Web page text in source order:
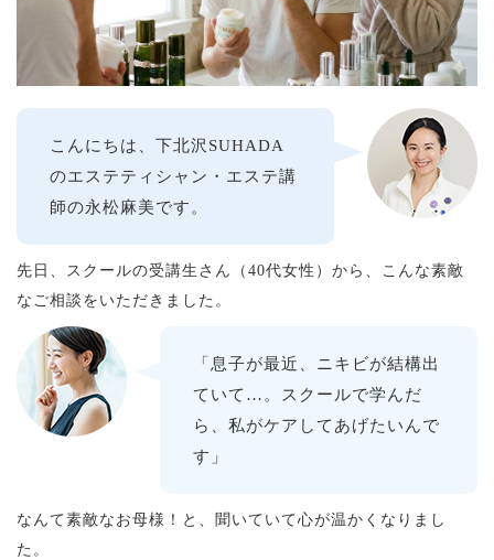
こんにちは、下北沢SUHADA
のエステティシャン・エステ講
師の永松麻美です。
先日、スクールの受講生さん（40代女性）から、こんな素敵
なご相談をいただきました。
「息子が最近、ニキビが結構出
ていて…。スクールで学んだ
ら、私がケアしてあげたいんで
す」
なんて素敵なお母様！と、聞いていて心が温かくなりまし
た。